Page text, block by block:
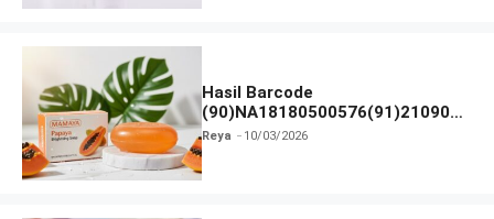
Hasil Barcode
(90)NA18180500576(91)210906
dan Izin BPOM
Reya 10/03/2026